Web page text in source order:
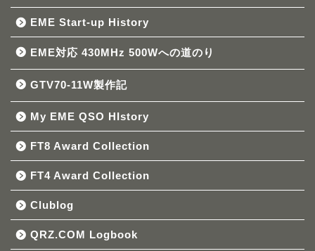
EME Start-up History
EME対応 430MHz 500Wへの道のり
GTV70-11W製作記
My EME QSO HIstory
FT8 Award Collection
FT4 Award Collection
Clublog
QRZ.COM Logbook